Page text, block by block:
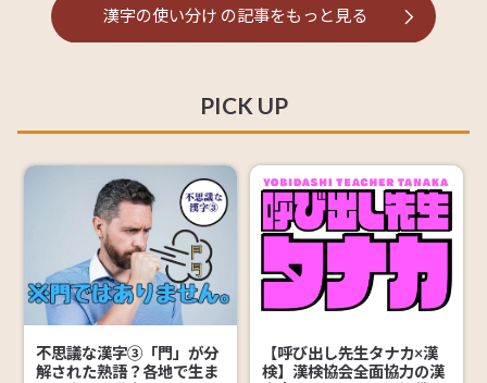
漢字の使い分け の記事をもっと見る
PICK UP
不思議な漢字③「門」が分
解された熟語？各地で生ま
【呼び出し先生タナカ×漢
検】漢検協会全面協力の漢